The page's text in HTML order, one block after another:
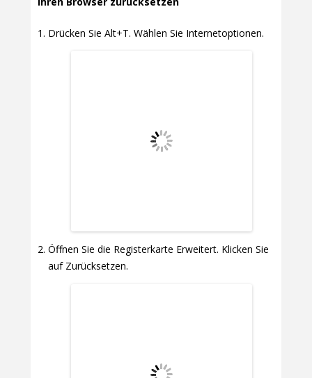
Drücken Sie Alt+T. Wählen Sie Internetoptionen.
Öffnen Sie die Registerkarte Erweitert. Klicken Sie
auf Zurücksetzen.